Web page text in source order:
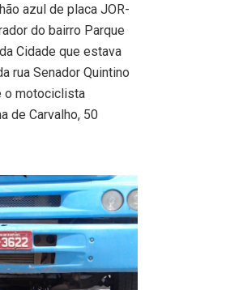
azul de placa JOR-
do bairro Parque
Cidade que estava
rua Senador Quintino
o motociclista
de Carvalho, 50